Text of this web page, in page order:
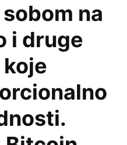
na
i druge